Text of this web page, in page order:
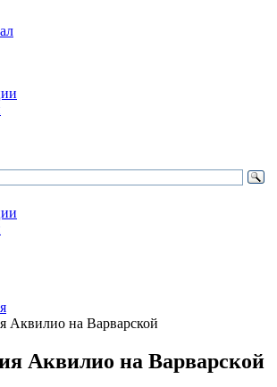
Аквилио на Варварской
Аквилио на Варварской